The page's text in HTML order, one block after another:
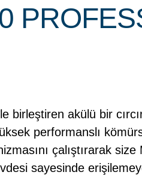
birleştiren akülü bir
performanslı
çalıştırarak
sayesinde